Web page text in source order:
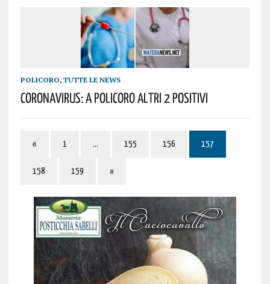
POLICORO, TUTTE LE NEWS
Coronavirus: A Policoro Altri 2 Positivi
« 1 … 155 156 157
158 159 »